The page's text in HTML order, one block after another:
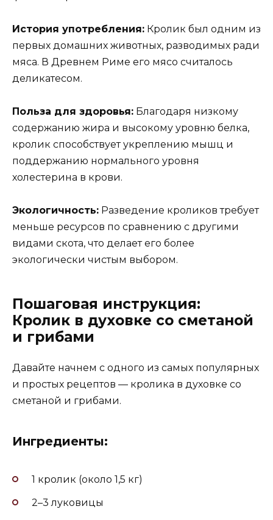
История употребления: Кролик был одним из
первых домашних животных, разводимых ради
мяса. В Древнем Риме его мясо считалось
деликатесом.
Польза для здоровья: Благодаря низкому
содержанию жира и высокому уровню белка,
кролик способствует укреплению мышц и
поддержанию нормального уровня
холестерина в крови.
Экологичность: Разведение кроликов требует
меньше ресурсов по сравнению с другими
видами скота, что делает его более
экологически чистым выбором.
Пошаговая инструкция:
Кролик в духовке со сметаной
и грибами
Давайте начнем с одного из самых популярных
и простых рецептов — кролика в духовке со
сметаной и грибами.
Ингредиенты:
1 кролик (около 1,5 кг)
2–3 луковицы